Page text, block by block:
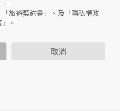
利用方式
所提供之功能服務時，我們將視
料；非經您書面同意，本網站不
旅遊契約書」、及「隱私權政
。
取消